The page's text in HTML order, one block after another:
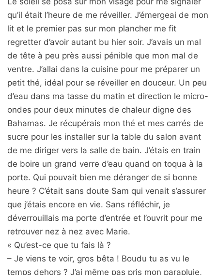
qu’il était l’heure de me réveiller. J’émergeai de mon
lit et le premier pas sur mon plancher me fit
regretter d’avoir autant bu hier soir. J’avais un mal
de tête à peu près aussi pénible que mon mal de
ventre. J’allai dans la cuisine pour me préparer un
petit thé, idéal pour se réveiller en douceur. Un peu
d’eau dans ma tasse du matin et direction le micro-
ondes pour deux minutes de chaleur digne des
Bahamas. Je récupérais mon thé et mes carrés de
sucre pour les installer sur la table du salon avant
de me diriger vers la salle de bain. J’étais en train
de boire un grand verre d’eau quand on toqua à la
porte. Qui pouvait bien me déranger de si bonne
heure ? C’était sans doute Sam qui venait s’assurer
que j’étais encore en vie. Sans réfléchir, je
déverrouillais ma porte d’entrée et l’ouvrit pour me
retrouver nez à nez avec Marie.
« Qu’est-ce que tu fais là ?
– Je viens te voir, gros bêta ! Boudu tu as vu le
temps dehors ? J’ai même pas pris mon parapluie,